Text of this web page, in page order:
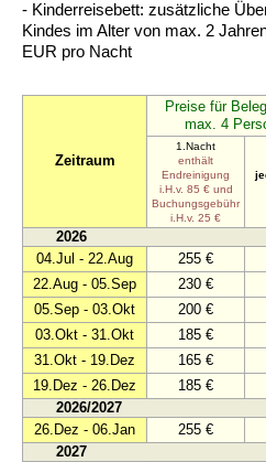
- Kinderreisebett: zusätzliche
Kindes im Alter von max. 2
EUR pro Nacht
Zeitraum
Preise für
max. 4
1.Nacht
enthält
Endreinigung
i.H.v. 85 € und
Buchungsgebühr
i.H.v. 25 €
2026
04.Jul - 22.Aug
255 €
22.Aug - 05.Sep 230 €
05.Sep - 03.Okt 200 €
03.Okt - 31.Okt 185 €
31.Okt - 19.Dez 165 €
19.Dez - 26.Dez 185 €
2026/2027
26.Dez - 06.Jan
255 €
2027